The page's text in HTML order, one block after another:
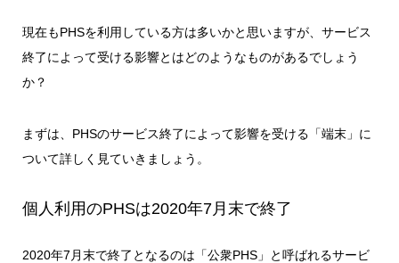
現在もPHSを利用している方は多いかと思いますが、サービス
終了によって受ける影響とはどのようなものがあるでしょう
か？
まずは、PHSのサービス終了によって影響を受ける「端末」に
ついて詳しく見ていきましょう。
個人利用のPHSは2020年7月末で終了
2020年7月末で終了となるのは 「公衆PHS」
と呼ばれるサービ